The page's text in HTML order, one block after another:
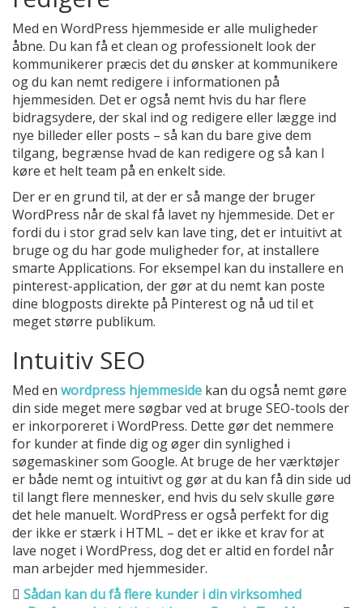
Med en WordPress hjemmeside er alle muligheder
åbne. Du kan få et clean og professionelt look der
kommunikerer præcis det du ønsker at kommunikere
og du kan nemt redigere i informationen på
hjemmesiden. Det er også nemt hvis du har flere
bidragsydere, der skal ind og redigere eller lægge ind
nye billeder eller posts – så kan du bare give dem
tilgang, begrænse hvad de kan redigere og så kan I
køre et helt team på en enkelt side.
Der er en grund til, at der er så mange der bruger
WordPress når de skal få lavet ny hjemmeside. Det er
fordi du i stor grad selv kan lave ting, det er intuitivt at
bruge og du har gode muligheder for, at installere
smarte Applications. For eksempel kan du installere en
pinterest-application, der gør at du nemt kan poste
dine blogposts direkte på Pinterest og nå ud til et
meget større publikum.
Intuitiv SEO
Med en wordpress hjemmeside kan du også nemt gøre
din side meget mere søgbar ved at bruge SEO-tools der
er inkorporeret i WordPress. Dette gør det nemmere
for kunder at finde dig og øger din synlighed i
søgemaskiner som Google. At bruge de her værktøjer
er både nemt og intuitivt og gør at du kan få din side ud
til langt flere mennesker, end hvis du selv skulle gøre
det hele manuelt. WordPress er også perfekt for dig
der ikke er stærk i HTML – det er ikke et krav for at
lave noget i WordPress, dog det er altid en fordel når
man arbejder med hjemmesider.
Sådan kan du få flere kunder i din virksomhed